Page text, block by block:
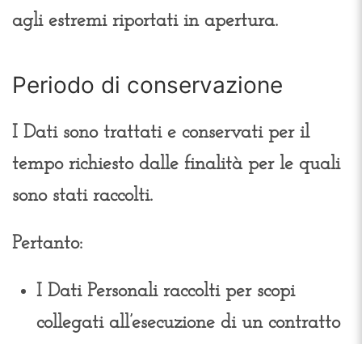
agli estremi riportati in apertura.
Periodo di conservazione
I Dati sono trattati e conservati per il
tempo richiesto dalle finalità per le quali
sono stati raccolti.
Pertanto:
I Dati Personali raccolti per scopi
collegati all’esecuzione di un contratto